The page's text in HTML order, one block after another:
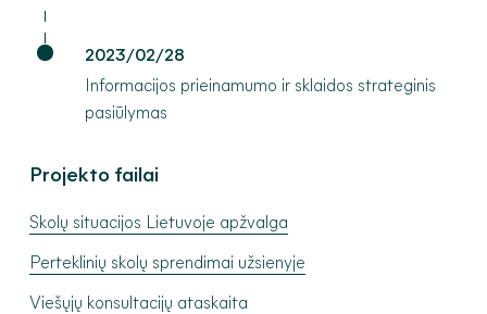
2023/02/28
Informacijos prieinamumo ir sklaidos strateginis
pasiūlymas
Projekto failai
Skolų situacijos Lietuvoje apžvalga
Perteklinių skolų sprendimai užsienyje
Viešųjų konsultacijų ataskaita